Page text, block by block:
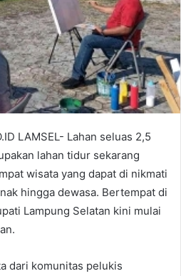
LAMSEL- Lahan seluas 2,5
lahan tidur sekarang
wisata yang dapat di nikmati
hingga dewasa. Bertempat di
Lampung Selatan kini mulai
dari komunitas pelukis